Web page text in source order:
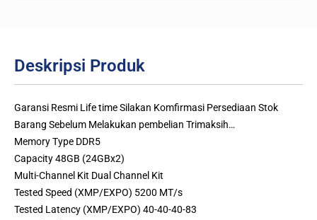
Deskripsi Produk
Garansi Resmi Life time Silakan Komfirmasi Persediaan Stok
Barang Sebelum Melakukan pembelian Trimaksih…
Memory Type DDR5
Capacity 48GB (24GBx2)
Multi-Channel Kit Dual Channel Kit
Tested Speed (XMP/EXPO) 5200 MT/s
Tested Latency (XMP/EXPO) 40-40-40-83